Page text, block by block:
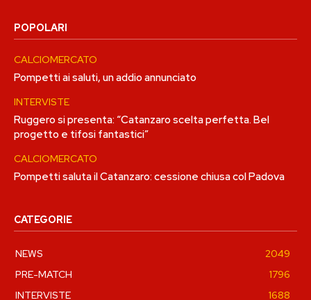
POPOLARI
CALCIOMERCATO
Pompetti ai saluti, un addio annunciato
INTERVISTE
Ruggero si presenta: “Catanzaro scelta perfetta. Bel
progetto e tifosi fantastici”
CALCIOMERCATO
Pompetti saluta il Catanzaro: cessione chiusa col Padova
CATEGORIE
NEWS
2049
PRE-MATCH
1796
INTERVISTE
1688